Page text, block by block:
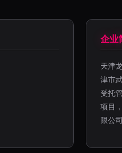
企业
天津
津市
受托
项目
限公